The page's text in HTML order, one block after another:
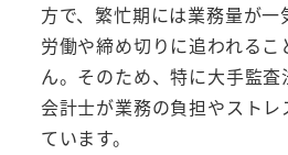
方で、繁忙期には業務量が
労働や締め切りに追われる
ん。そのため、特に大手監
会計士が業務の負担やスト
ています。